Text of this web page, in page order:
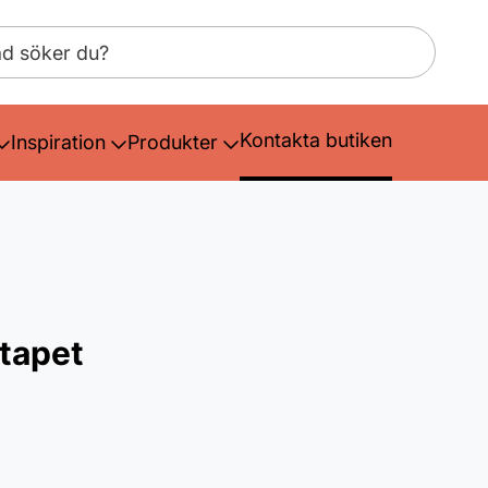
Inspiration Produkter Kontakta butiken